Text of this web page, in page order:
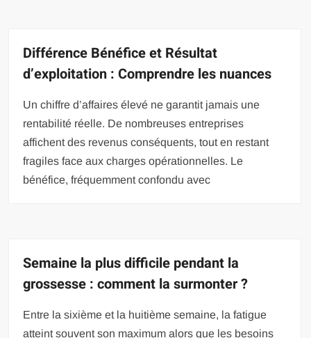
Différence Bénéfice et Résultat
d’exploitation : Comprendre les nuances
Un chiffre d’affaires élevé ne garantit jamais une
rentabilité réelle. De nombreuses entreprises
affichent des revenus conséquents, tout en restant
fragiles face aux charges opérationnelles. Le
bénéfice, fréquemment confondu avec
Semaine la plus difficile pendant la
grossesse : comment la surmonter ?
Entre la sixième et la huitième semaine, la fatigue
atteint souvent son maximum alors que les besoins